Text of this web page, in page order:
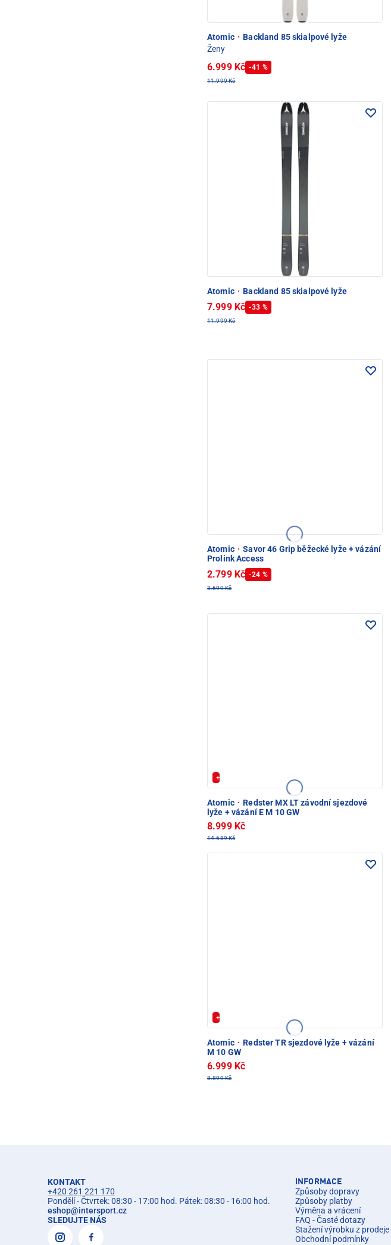
Atomic · Backland 85 skialpové lyže
Ženy
6.999 Kč -41 %
11.999 Kč
Atomic · Backland 85 skialpové lyže
7.999 Kč -33 %
11.999 Kč
Atomic · Savor 46 Grip běžecké lyže + vázání
Prolink Access
2.799 Kč -24 %
3.699 Kč
+ Extra Sleva 20%
Atomic · Redster MX LT závodní sjezdové
lyže + vázání E M 10 GW
8.999 Kč
14.689 Kč
+ Extra Sleva 20%
Atomic · Redster TR sjezdové lyže + vázání
M 10 GW
6.999 Kč
8.899 Kč
KONTAKT
+420 261 221 170
Pondělí - Čtvrtek: 08:30 - 17:00 hod. Pátek: 08:30 - 16:00 hod.
eshop@intersport.cz
SLEDUJTE NÁS
INFORMACE
Způsoby dopravy
Způsoby platby
Výměna a vrácení
FAQ - Časté dotazy
Stažení výrobku z prodeje
Obchodní podmínky